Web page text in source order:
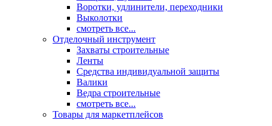
Воротки, удлинители, переходники
Выколотки
смотреть все...
Отделочный инструмент
Захваты строительные
Ленты
Средства индивидуальной защиты
Валики
Ведра строительные
смотреть все...
Товары для маркетплейсов